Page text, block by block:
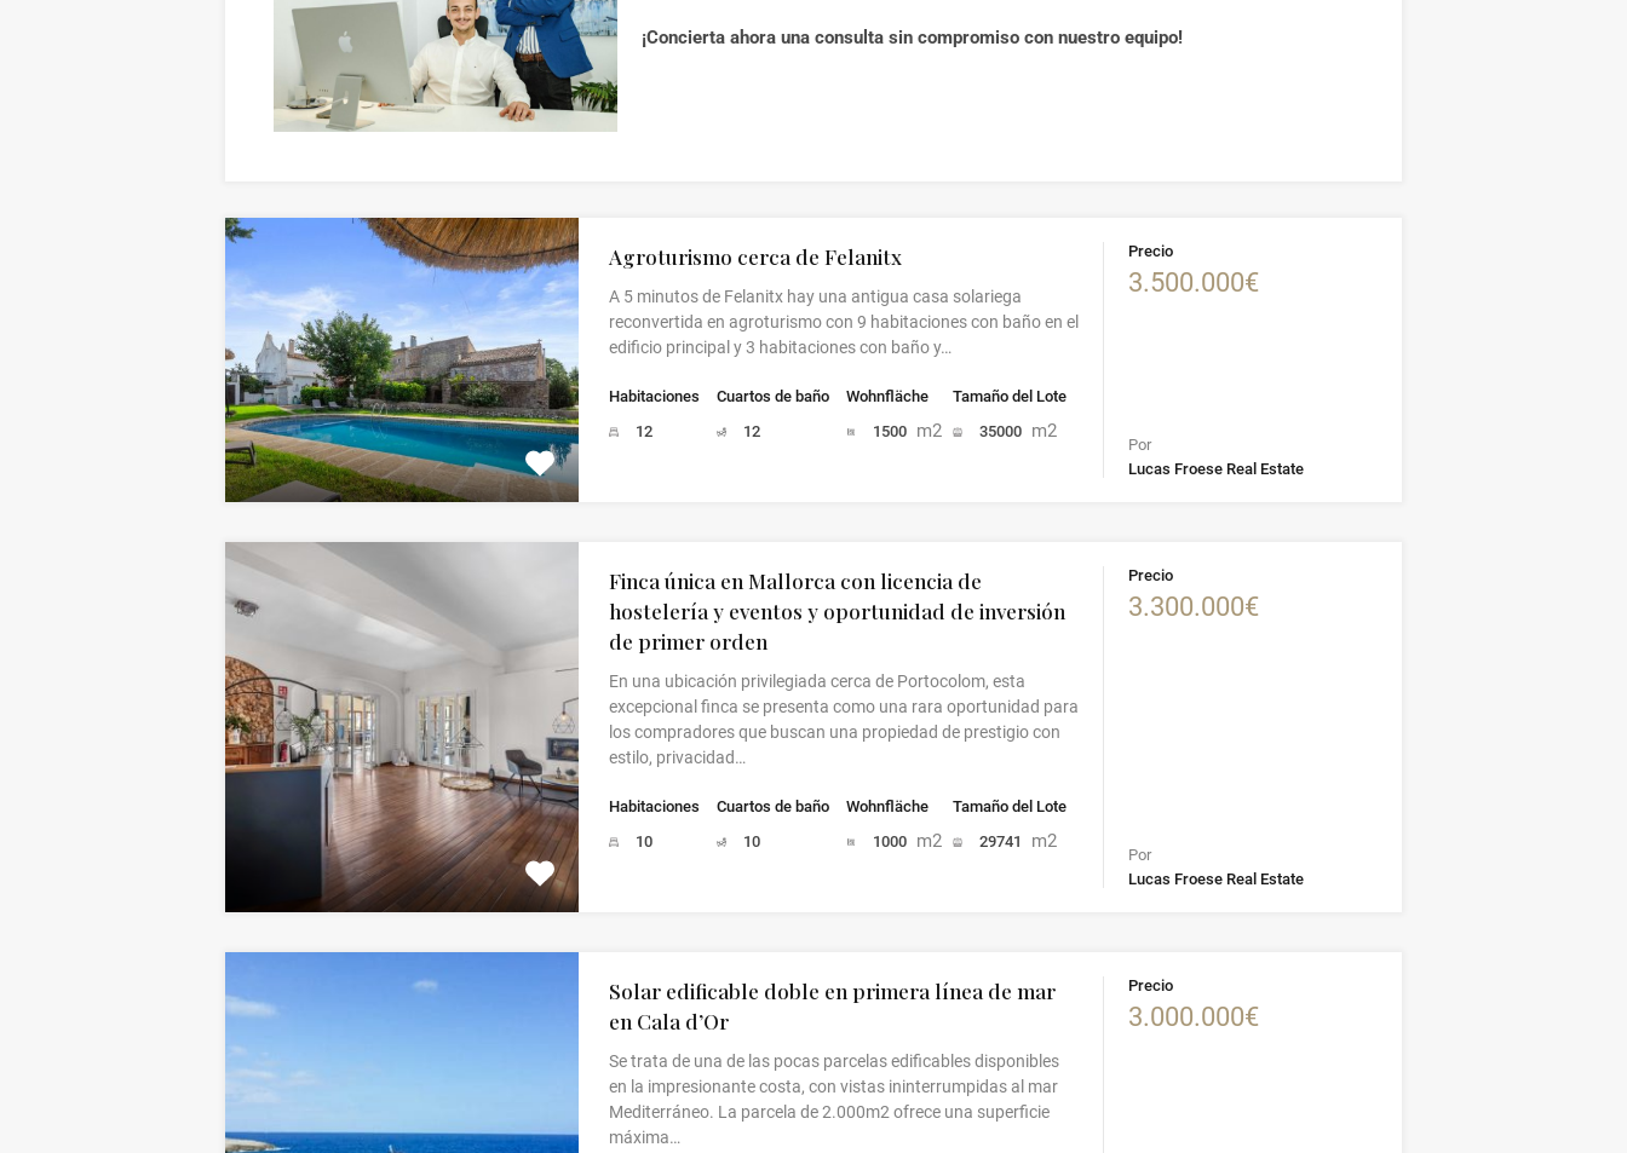
¡Concierta ahora una consulta sin compromiso con nuestro equipo!
Agroturismo cerca de Felanitx
A 5 minutos de Felanitx hay una antigua casa solariega
reconvertida en agroturismo con 9 habitaciones con baño en el
edificio principal y 3 habitaciones con baño y…
Habitaciones
12
Cuartos de baño
12
Wohnfläche
1500 m2
Tamaño del Lote
35000 m2
Precio
3.500.000€
Por
Lucas Froese Real Estate
Finca única en Mallorca con licencia de
hostelería y eventos y oportunidad de inversión
de primer orden
En una ubicación privilegiada cerca de Portocolom, esta
excepcional finca se presenta como una rara oportunidad para
los compradores que buscan una propiedad de prestigio con
estilo, privacidad…
Habitaciones
10
Cuartos de baño
10
Wohnfläche
1000 m2
Tamaño del Lote
29741
m2
Precio
3.300.000€
Por
Lucas Froese Real Estate
Solar edificable doble en primera línea de mar
en Cala d’Or
Se trata de una de las pocas parcelas edificables disponibles
en la impresionante costa, con vistas ininterrumpidas al mar
Mediterráneo. La parcela de 2.000m2 ofrece una superficie
máxima…
Precio
3.000.000€